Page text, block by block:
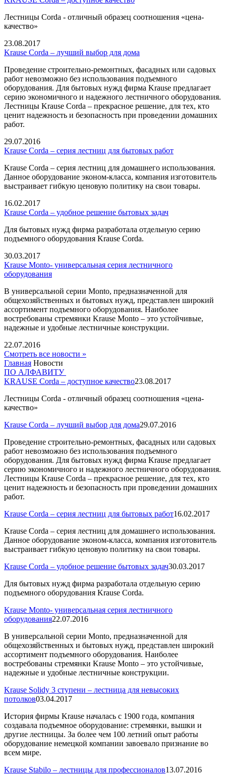
Лестницы Corda - отличный образец соотношения «цена-
качество»
23.08.2017
Krause Corda – лучший выбор для дома
Проведение строительно-ремонтных, фасадных или садовых
работ невозможно без использования подъемного
оборудования. Для бытовых нужд фирма Krause предлагает
серию экономичного и надежного лестничного оборудования.
Лестницы Krause Corda – прекрасное решение, для тех, кто
ценит надежность и безопасность при проведении домашних
работ.
29.07.2016
Krause Corda – серия лестниц для бытовых работ
Krause Corda – серия лестниц для домашнего использования.
Данное оборудование эконом-класса, компания изготовитель
выстраивает гибкую ценовую политику на свои товары.
16.02.2017
Krause Corda – удобное решение бытовых задач
Для бытовых нужд фирма разработала отдельную серию
подъемного оборудования Krause Corda.
30.03.2017
Krause Monto- универсальная серия лестничного
оборудования
В универсальной серии Monto, предназначенной для
общехозяйственных и бытовых нужд, представлен широкий
ассортимент подъемного оборудования. Наиболее
востребованы стремянки Krause Monto – это устойчивые,
надежные и удобные лестничные конструкции.
22.07.2016
Смотреть все новости »
Главная Новости
ПО АЛФАВИТУ
KRAUSE Corda – доступное качество23.08.2017
Лестницы Corda - отличный образец соотношения «цена-
качество»
Krause Corda – лучший выбор для дома29.07.2016
Проведение строительно-ремонтных, фасадных или садовых
работ невозможно без использования подъемного
оборудования. Для бытовых нужд фирма Krause предлагает
серию экономичного и надежного лестничного оборудования.
Лестницы Krause Corda – прекрасное решение, для тех, кто
ценит надежность и безопасность при проведении домашних
работ.
Krause Corda – серия лестниц для бытовых работ16.02.2017
Krause Corda – серия лестниц для домашнего использования.
Данное оборудование эконом-класса, компания изготовитель
выстраивает гибкую ценовую политику на свои товары.
Krause Corda – удобное решение бытовых задач30.03.2017
Для бытовых нужд фирма разработала отдельную серию
подъемного оборудования Krause Corda.
Krause Monto- универсальная серия лестничного
оборудования22.07.2016
В универсальной серии Monto, предназначенной для
общехозяйственных и бытовых нужд, представлен широкий
ассортимент подъемного оборудования. Наиболее
востребованы стремянки Krause Monto – это устойчивые,
надежные и удобные лестничные конструкции.
Krause Solidy 3 ступени – лестница для невысоких
потолков03.04.2017
История фирмы Krause началась с 1900 года, компания
создавала подъемное оборудование: стремянки, вышки и
другие лестницы. За более чем 100 летний опыт работы
оборудование немецкой компании завоевало признание во
всем мире.
Krause Stabilo – лестницы для профессионалов13.07.2016